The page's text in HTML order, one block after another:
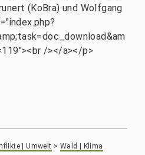
(KoBra) und Wolfgang
/></a></p>
| Umwelt > Wald | Klima